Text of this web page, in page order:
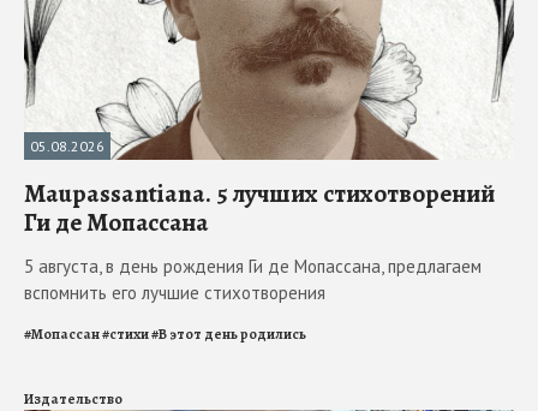
05.08.2026
Maupassantiana. 5 лучших стихотворений
Ги де Мопассана
5 августа, в день рождения Ги де Мопассана, предлагаем
вспомнить его лучшие стихотворения
#Мопассан#стихи#В этот день родились
Издательство